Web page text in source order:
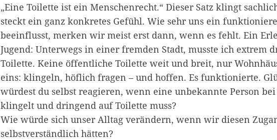
„Eine Toilette ist ein Menschenrecht.“ Dieser Satz klingt
steckt ein ganz konkretes Gefühl. Wie sehr uns ein
beeinflusst, merken wir meist erst dann, wenn es fehlt. Ein
Jugend: Unterwegs in einer fremden Stadt, musste ich extrem
Toilette. Keine öffentliche Toilette weit und breit, nur
eins: klingeln, höflich fragen – und hoffen. Es funktionierte.
würdest du selbst reagieren, wenn eine unbekannte Person
klingelt und dringend auf Toilette muss?
Wie würde sich unser Alltag verändern, wenn wir diesen
selbstverständlich hätten?